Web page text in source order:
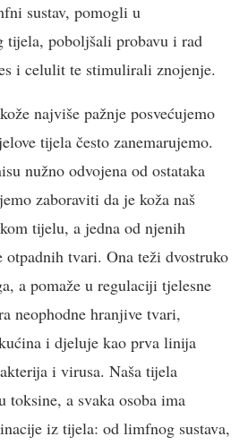
sustav, pomogli u
tijela, poboljšali probavu i rad
i celulit te stimulirali znojenje.
najviše pažnje posvećujemo
tijela često zanemarujemo.
nužno odvojena od ostataka
zaboraviti da je koža naš
tijelu, a jedna od njenih
otpadnih tvari. Ona teži dvostruko
a pomaže u regulaciji tjelesne
neophodne hranjive tvari,
i djeluje kao prva linija
i virusa. Naša tijela
toksine, a svaka osoba ima
iz tijela: od limfnog sustava,